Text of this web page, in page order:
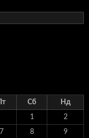
Пт Сб Нд
1 2
7 8 9